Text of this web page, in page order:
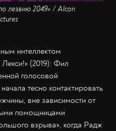
лезвию 2049» / Alcon
интеллектом
(2019): Фил
голосовой
тесно контактировать
вне зависимости от
помощницами
взрыва», когда Радж